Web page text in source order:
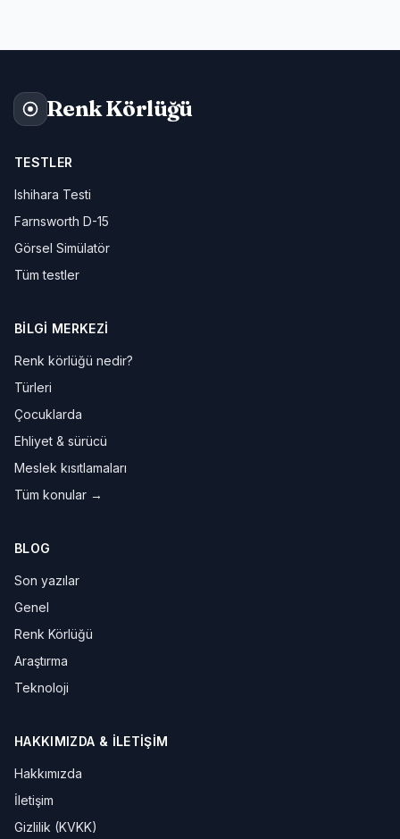
Renk Körlüğü
TESTLER
Ishihara Testi
Farnsworth D-15
Görsel Simülatör
Tüm testler
BILGI MERKEZI
Renk körlüğü nedir?
Türleri
Çocuklarda
Ehliyet & sürücü
Meslek kısıtlamaları
Tüm konular →
BLOG
Son yazılar
Genel
Renk Körlüğü
Araştırma
Teknoloji
HAKKIMIZDA & İLETIŞIM
Hakkımızda
İletişim
Gizlilik (KVKK)